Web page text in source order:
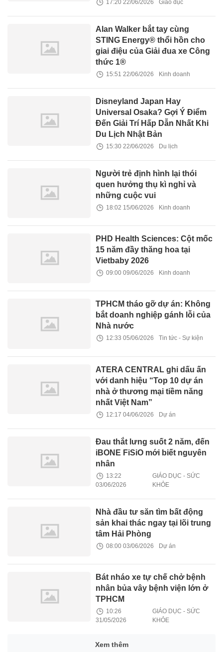
17:20 22/06/2026 Giáo dục
Alan Walker bắt tay cùng
STING Energy® thổi hồn cho
giai điệu của Giải đua xe Công
thức 1®
15:51 22/06/2026 Kinh doanh
Disneyland Japan Hay
Universal Osaka? Gợi Ý Điểm
Đến Giải Trí Hấp Dẫn Nhất Khi
Du Lịch Nhật Bản
15:30 22/06/2026 Du lịch
Người trẻ định hình lại thói
quen hưởng thụ kì nghỉ và
những cuộc vui
18:02 15/06/2026 Kinh doanh
PHD Health Sciences: Cột mốc
15 năm đầy thăng hoa tại
Vietbaby 2026
09:00 09/06/2026 Kinh doanh
TPHCM tháo gỡ dự án: Không
bắt doanh nghiệp gánh lỗi của
Nhà nước
12:33 05/06/2026 Tin tức - Sự kiện
ATERA CENTRAL ghi dấu ấn
với danh hiệu “Top 10 dự án
nhà ở thương mại tiềm năng
nhất Việt Nam”
12:17 04/06/2026 Dự án
Đau thắt lưng suốt 2 năm, đến
iBONE FiSiO mới biết nguyên
nhân
13:22
03/06/2026
GIÁO DỤC - SỨC
KHỎE
Nhà đầu tư săn tìm bất động
sản khai thác ngay tại lõi trung
tâm Hải Phòng
08:00 03/06/2026 Dự án
Bát nháo xe tự chế chở bệnh
nhân bủa vây bệnh viện lớn ở
TPHCM
10:26
31/05/2026
GIÁO DỤC - SỨC
KHỎE
Xem thêm